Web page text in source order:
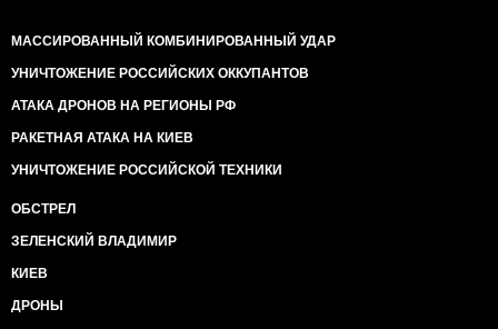
МАССИРОВАННЫЙ КОМБИНИРОВАННЫЙ УДАР
УНИЧТОЖЕНИЕ РОССИЙСКИХ ОККУПАНТОВ
АТАКА ДРОНОВ НА РЕГИОНЫ РФ
РАКЕТНАЯ АТАКА НА КИЕВ
УНИЧТОЖЕНИЕ РОССИЙСКОЙ ТЕХНИКИ
ОБСТРЕЛ
ЗЕЛЕНСКИЙ ВЛАДИМИР
КИЕВ
ДРОНЫ